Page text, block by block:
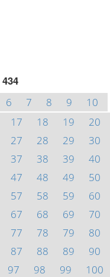
434
6 7 8 9
10
17 18 19
20
27 28 29
30
37 38 39
40
47 48 49
50
57 58 59
60
67 68 69
70
77 78 79
80
87 88 89
90
97 98 99
100